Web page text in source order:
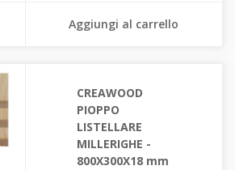
Aggiungi al carrello
CREAWOOD
PIOPPO
LISTELLARE
MILLERIGHE -
800X300X18 mm